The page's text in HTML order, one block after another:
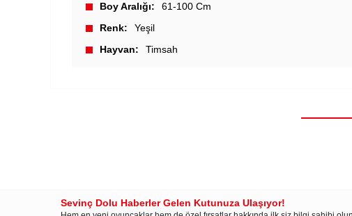
Boy Aralığı
61-100 Cm
Renk
Yeşil
Hayvan
Timsah
Sevinç Dolu Haberler Gelen Kutunuza Ulaşıyor!